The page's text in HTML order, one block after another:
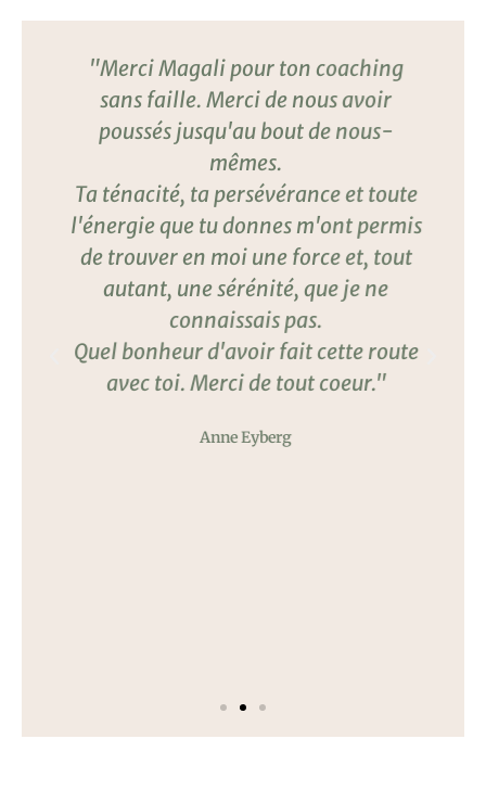
"Merci Magali pour ton coaching
sans faille. Merci de nous avoir
poussés jusqu'au bout de nous-
mêmes.
Ta ténacité, ta persévérance et toute
l'énergie que tu donnes m'ont permis
de trouver en moi une force et, tout
autant, une sérénité, que je ne
connaissais pas.
Quel bonheur d'avoir fait cette route
avec toi. Merci de tout coeur."
Anne Eyberg